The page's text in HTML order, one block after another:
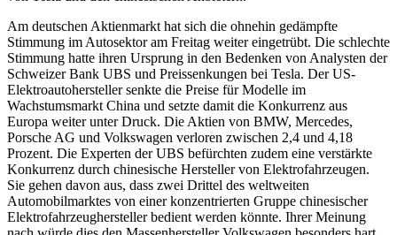
Am deutschen Aktienmarkt hat sich die ohnehin gedämpfte
Stimmung im Autosektor am Freitag weiter eingetrübt. Die schlechte
Stimmung hatte ihren Ursprung in den Bedenken von Analysten der
Schweizer Bank UBS und Preissenkungen bei Tesla. Der US-
Elektroautohersteller senkte die Preise für Modelle im
Wachstumsmarkt China und setzte damit die Konkurrenz aus
Europa weiter unter Druck. Die Aktien von BMW, Mercedes,
Porsche AG und Volkswagen verloren zwischen 2,4 und 4,18
Prozent. Die Experten der UBS befürchten zudem eine verstärkte
Konkurrenz durch chinesische Hersteller von Elektrofahrzeugen.
Sie gehen davon aus, dass zwei Drittel des weltweiten
Automobilmarktes von einer konzentrierten Gruppe chinesischer
Elektrofahrzeughersteller bedient werden könnte. Ihrer Meinung